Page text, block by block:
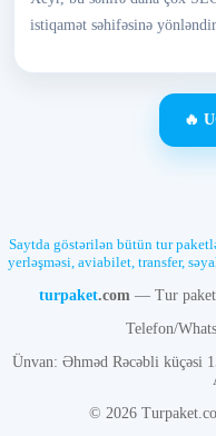
istiqamət səhifəsinə
🔥
Saytda göstərilən bütün tur
yerləşməsi, aviabilet, transfer,
turpaket.com— Tur
Telefon/
Ünvan: Əhməd Rəcəbli küçəsi
© 2026